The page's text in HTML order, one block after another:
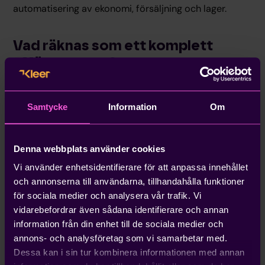
Samtycke Information Om
Denna webbplats använder cookies
Vi använder enhetsidentifierare för att anpassa innehållet
och annonserna till användarna, tillhandahålla funktioner
för sociala medier och analysera vår trafik. Vi
vidarebefordrar även sådana identifierare och annan
information från din enhet till de sociala medier och
annons- och analysföretag som vi samarbetar med.
Dessa kan i sin tur kombinera informationen med annan
automatisering av ekonomi, försäljning och lager.
Vad räknas som ett komplett
affärssystem?
Ett komplett affärssystem innebär att alla funktioner
ekonomi, inköp, försörjningskedja, tillverkning, HR och
försäljning. Dessa system är ofta dyra och poängen är
I praktiken omfattar ett komplett system både
finansiella moduler och operativa moduler samt
standardiserad rapportering och integrationer så att
planering, genomförande och uppföljning sker på
samma plattform.
Vad räknas som ett enkelt